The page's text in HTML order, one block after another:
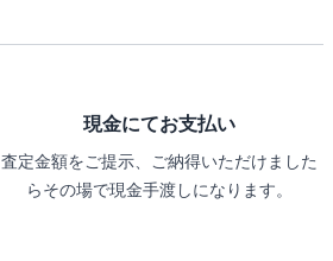
現金にてお支払い
査定金額をご提示、ご納得いただけました
らその場で現金手渡しになります。